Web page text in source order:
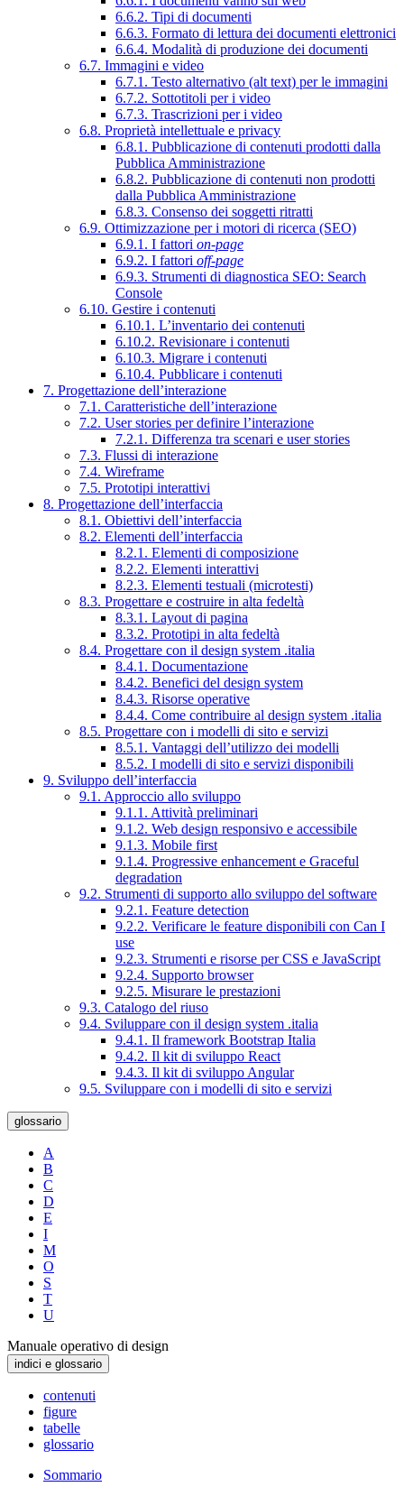
6.6.2. Tipi di documenti
6.6.3. Formato di lettura dei documenti elettronici
6.6.4. Modalità di produzione dei documenti
6.7. Immagini e video
6.7.1. Testo alternativo (alt text) per le immagini
6.7.2. Sottotitoli per i video
6.7.3. Trascrizioni per i video
6.8. Proprietà intellettuale e privacy
6.8.1. Pubblicazione di contenuti prodotti dalla
Pubblica Amministrazione
6.8.2. Pubblicazione di contenuti non prodotti
dalla Pubblica Amministrazione
6.8.3. Consenso dei soggetti ritratti
6.9. Ottimizzazione per i motori di ricerca (SEO)
6.9.1. I fattori on-page
6.9.2. I fattori off-page
6.9.3. Strumenti di diagnostica SEO: Search
Console
6.10. Gestire i contenuti
6.10.1. L’inventario dei contenuti
6.10.2. Revisionare i contenuti
6.10.3. Migrare i contenuti
6.10.4. Pubblicare i contenuti
7. Progettazione dell’interazione
7.1. Caratteristiche dell’interazione
7.2. User stories per definire l’interazione
7.2.1. Differenza tra scenari e user stories
7.3. Flussi di interazione
7.4. Wireframe
7.5. Prototipi interattivi
8. Progettazione dell’interfaccia
8.1. Obiettivi dell’interfaccia
8.2. Elementi dell’interfaccia
8.2.1. Elementi di composizione
8.2.2. Elementi interattivi
8.2.3. Elementi testuali (microtesti)
8.3. Progettare e costruire in alta fedeltà
8.3.1. Layout di pagina
8.3.2. Prototipi in alta fedeltà
8.4. Progettare con il design system .italia
8.4.1. Documentazione
8.4.2. Benefici del design system
8.4.3. Risorse operative
8.4.4. Come contribuire al design system .italia
8.5. Progettare con i modelli di sito e servizi
8.5.1. Vantaggi dell’utilizzo dei modelli
8.5.2. I modelli di sito e servizi disponibili
9. Sviluppo dell’interfaccia
9.1. Approccio allo sviluppo
9.1.1. Attività preliminari
9.1.2. Web design responsivo e accessibile
9.1.3. Mobile first
9.1.4. Progressive enhancement e Graceful
degradation
9.2. Strumenti di supporto allo sviluppo del software
9.2.1. Feature detection
9.2.2. Verificare le feature disponibili con Can I
use
9.2.3. Strumenti e risorse per CSS e JavaScript
9.2.4. Supporto browser
9.2.5. Misurare le prestazioni
9.3. Catalogo del riuso
9.4. Sviluppare con il design system .italia
9.4.1. Il framework Bootstrap Italia
9.4.2. Il kit di sviluppo React
9.4.3. Il kit di sviluppo Angular
9.5. Sviluppare con i modelli di sito e servizi
glossario
A
B
C
D
E
I
M
O
S
T
U
Manuale operativo di design
indici e glossario
contenuti
figure
tabelle
glossario
Sommario